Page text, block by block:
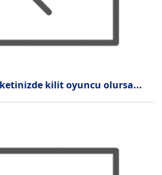
kilit oyuncu olursa...